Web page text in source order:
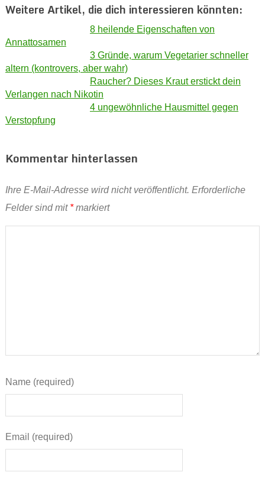
Weitere Artikel, die dich interessieren könnten:
8 heilende Eigenschaften von
Annattosamen
3 Gründe, warum Vegetarier schneller
altern (kontrovers, aber wahr)
Raucher? Dieses Kraut erstickt dein
Verlangen nach Nikotin
4 ungewöhnliche Hausmittel gegen
Verstopfung
Kommentar hinterlassen
Ihre E-Mail-Adresse wird nicht veröffentlicht. Erforderliche
Felder sind mit *markiert
Name (required)
Email (required)